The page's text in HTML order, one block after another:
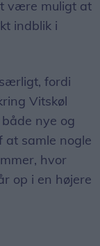
være muligt at
indblik i
fordi
Vitskøl
nye og
at samle nogle
hvor
op i en højere